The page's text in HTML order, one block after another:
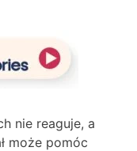
nie reaguje, a
może pomóc